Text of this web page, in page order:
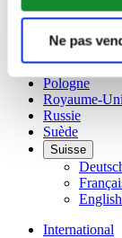
Ne pas
Norvège
Pays-Bas
Pologne
Royaume-Uni
Russie
Suède
Suisse
English
International